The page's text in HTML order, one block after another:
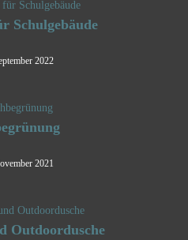
Schulgebäude
2022
2021
Outdoordusche